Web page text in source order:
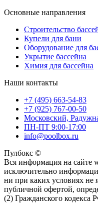
Основные направления
Строительство
Купели для бани
Оборудование для
Укрытие бассейна
Химия для бассейна
Наши контакты
+7 (495) 663-54-83
+7 (925) 767-00-50
Московский,
ПН-ПТ 9:00-17:00
info@poolbox.ru
Пулбокс ©
Вся информация на сайте
исключительно
ни при каких условиях не
публичной офертой,
(2) Гражданского кодекса